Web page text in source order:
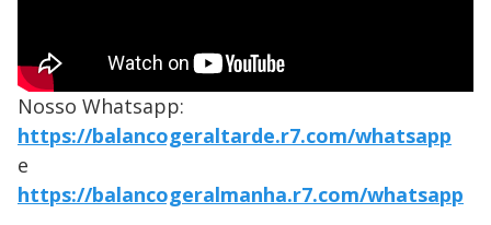
Nosso Whatsapp:
https://balancogeraltarde.r7.com/whatsapp
e
https://balancogeralmanha.r7.com/whatsapp